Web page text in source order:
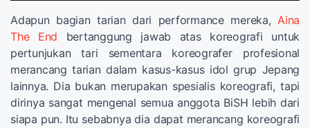
Adapun bagian tarian dari performance mereka, Aina
The End bertanggung jawab atas koreografi untuk
pertunjukan tari sementara koreografer profesional
merancang tarian dalam kasus-kasus idol grup Jepang
lainnya. Dia bukan merupakan spesialis koreografi, tapi
dirinya sangat mengenal semua anggota BiSH lebih dari
siapa pun. Itu sebabnya dia dapat merancang koreografi